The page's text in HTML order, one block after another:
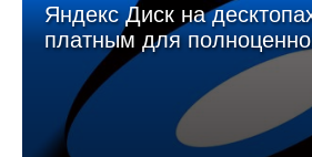
Яндекс Диск на
платным для